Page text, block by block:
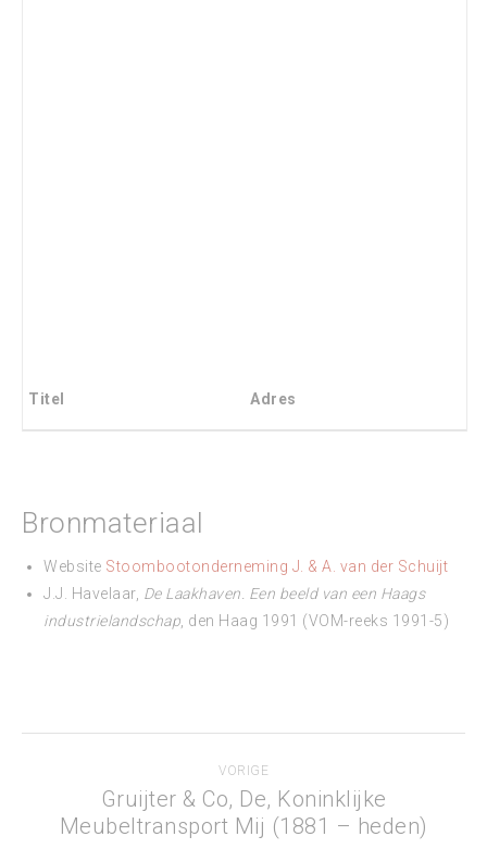
Titel Adres
Bronmateriaal
Website Stoombootonderneming J. & A. van der Schuijt
J.J. Havelaar, De Laakhaven. Een beeld van een Haags
industrielandschap , den Haag 1991 (VOM-reeks 1991-5)
navigation
VORIGE
Previous
project:
Gruijter & Co, De, Koninklijke
Meubeltransport Mij (1881 – heden)